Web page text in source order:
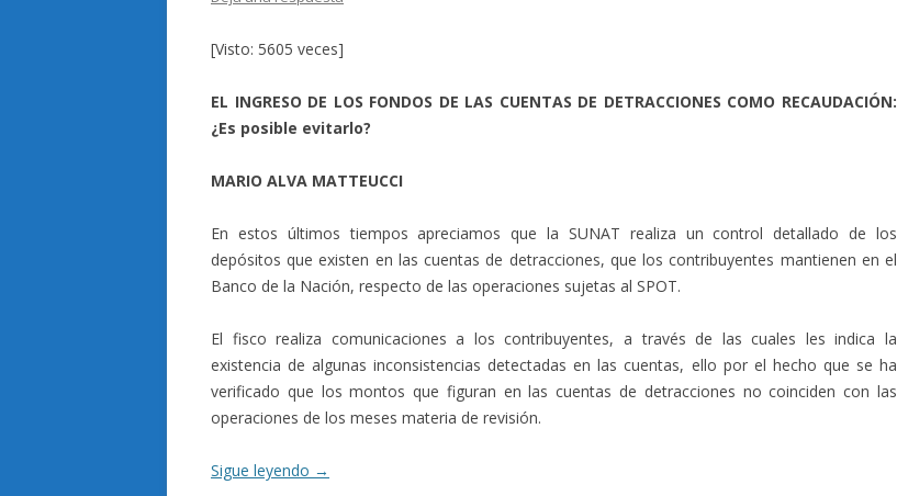
[Visto: 5605 veces]
EL INGRESO DE LOS FONDOS DE LAS CUENTAS DE DETRACCIONES COMO RECAUDACIÓN:
¿Es posible evitarlo?
MARIO ALVA MATTEUCCI
En estos últimos tiempos apreciamos que la SUNAT realiza un control detallado de los
depósitos que existen en las cuentas de detracciones, que los contribuyentes mantienen en el
Banco de la Nación, respecto de las operaciones sujetas al SPOT.
El fisco realiza comunicaciones a los contribuyentes, a través de las cuales les indica la
existencia de algunas inconsistencias detectadas en las cuentas, ello por el hecho que se ha
verificado que los montos que figuran en las cuentas de detracciones no coinciden con las
operaciones de los meses materia de revisión.
Sigue leyendo →